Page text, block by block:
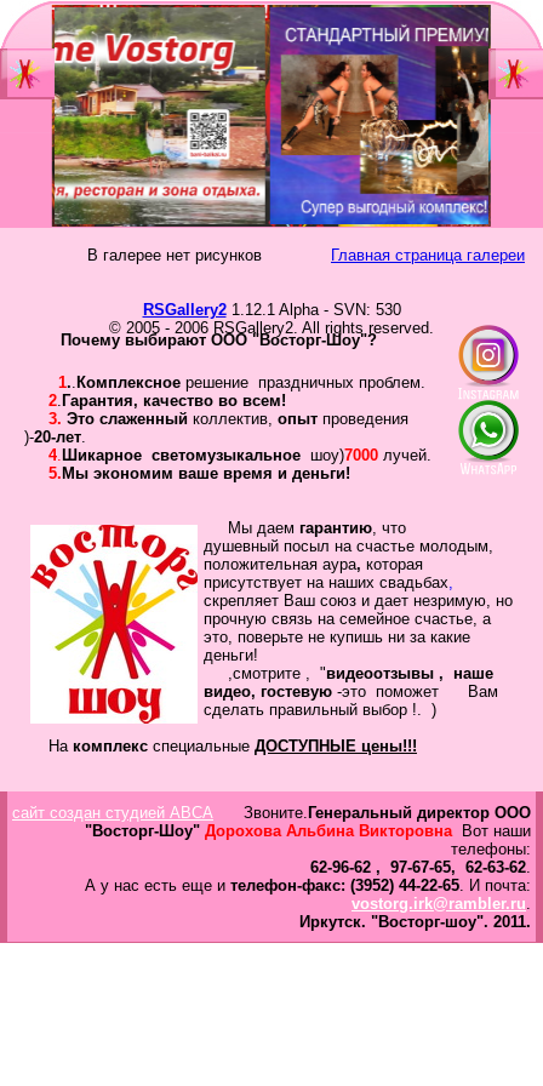
Главная
Шоу-группа
Видеостудия
Прайс
Контакты
Портфолио
Свадьбы
Статьи
Галерея
Гостевая
Вход для клиентов
Пользователь
Запомнить
Главная страница галереи
В галерее нет рисунков
RSGallery21.12.1 Alpha - SVN: 530
© 2005 - 2006 RSGallery2. All rights reserved.
Почему выбирают ООО "Восторг-Шоу"?
1.. Комплексное решение праздничных проблем.
2. Гарантия, качество во всем!
3. Это слаженный коллектив, опыт проведения
)-20-лет.
4. Шикарное светомузыкальное шоу)7000 лучей.
5. Мы экономим ваше время и деньги!
Мы даем гарантию, что
душевный посыл на счастье молодым,
положительная аура, которая
присутствует на наших свадьбах,
скрепляет Ваш союз и дает незримую, но
прочную связь на семейное счастье, а
это, поверьте не купишь ни за какие
деньги!
,смотрите , "видеоотзывы , наше
видео, гостевую -это поможет Вам
сделать правильный выбор !. )
Накомплекс специальные ДОСТУПНЫЕ цены!!!
год
сайт создан студией ABCA Звоните. Генеральный директор ООО
"Восторг-Шоу" Дорохова Альбина ВикторовнаВот наши
телефоны:
62-96-62 , 97-67-65, 62-63-62.
А у нас есть еще и телефон-факс: (3952) 44-22-65. И почта:
vostorg.irk@rambler.ru.
Иркутск. "Восторг-шоу". 2011.